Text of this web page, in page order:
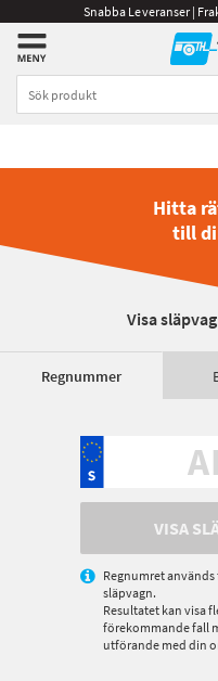
Snabba Leveranser |
Hitta
till
Visa
Regnummer
VISA
Regnumret
släpvagn.
Resultatet kan visa
förekommande fall
utförande med din